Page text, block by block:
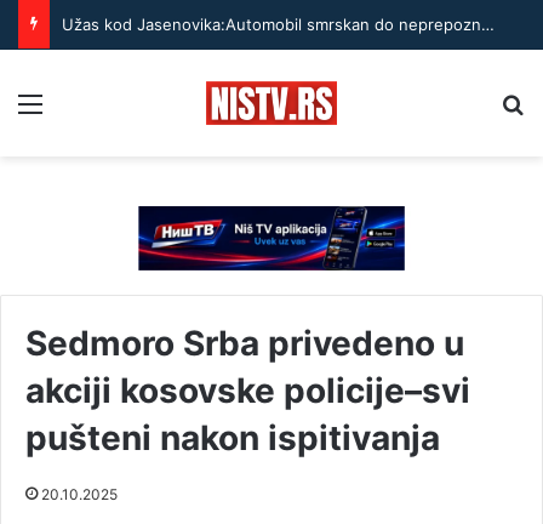
Užas kod Jasenovika:Automobil smrskan do neprepoznatljivosti, točak odleteo – strahuje se da ima teško povređenih
Sedmoro Srba privedeno u
akciji kosovske policije–svi
pušteni nakon ispitivanja
20.10.2025